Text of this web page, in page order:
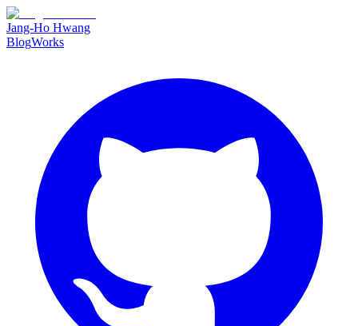
Jang-Ho Hwang
BlogWorks